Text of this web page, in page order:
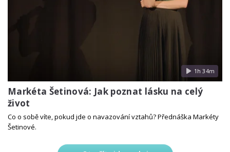
1h 34m
Markéta Šetinová: Jak poznat lásku na celý
život
Co o sobě víte, pokud jde o navazování vztahů? Přednáška Markéty
Šetinové.